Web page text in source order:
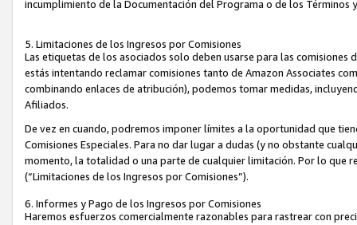
incumplimiento de la Documentación del Programa o de los Términos
5. Limitaciones de los Ingresos por Comisiones
Las etiquetas de los asociados solo deben usarse para las
estás intentando reclamar comisiones tanto de Amazon Associates
combinando enlaces de atribución), podemos tomar medidas,
Afiliados.
De vez en cuando, podremos imponer límites a la oportunidad que
Comisiones Especiales. Para no dar lugar a dudas (y no obstante
momento, la totalidad o una parte de cualquier limitación. Por lo que
(“Limitaciones de los Ingresos por Comisiones”).
6. Informes y Pago de los Ingresos por Comisiones
Haremos esfuerzos comercialmente razonables para rastrear con